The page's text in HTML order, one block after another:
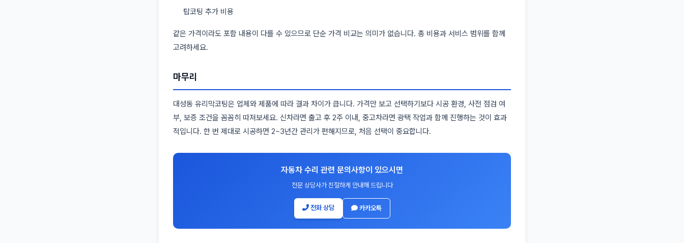
탑코팅 추가 비용
같은 가격이라도 포함 내용이 다를 수 있으므로 단순 가격 비교는 의미가 없습니다. 총 비용과 서비스 범위를 함께
고려하세요.
마무리
대성동 유리막코팅은 업체와 제품에 따라 결과 차이가 큽니다. 가격만 보고 선택하기보다 시공 환경, 사전 점검 여
부, 보증 조건을 꼼꼼히 따져보세요. 신차라면 출고 후 2주 이내, 중고차라면 광택 작업과 함께 진행하는 것이 효과
적입니다. 한 번 제대로 시공하면 2~3년간 관리가 편해지므로, 처음 선택이 중요합니다.
자동차 수리 관련 문의사항이 있으시면
전문 상담사가 친절하게 안내해 드립니다
전화 상담 카카오톡